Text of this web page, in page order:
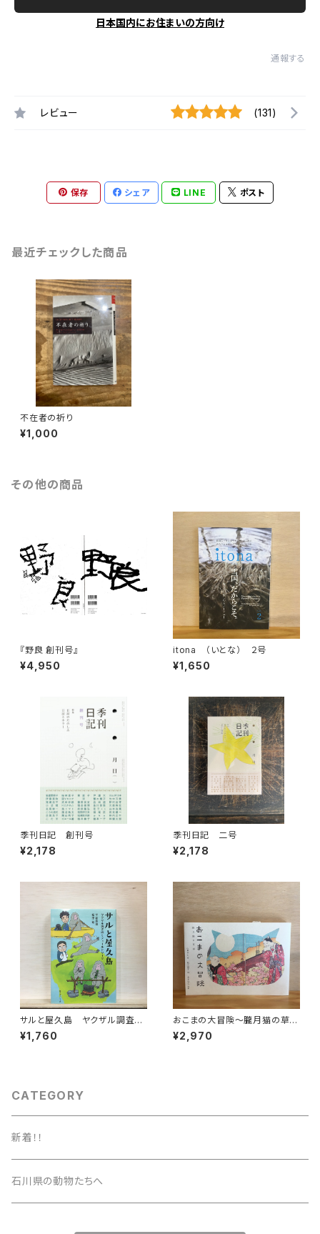
日本国内にお住まいの方向け
通報する
レビュー (131)
保存 シェア LINE ポスト
最近チェックした商品
不在者の祈り
¥1,000
その他の商品
『野良 創刊号』
¥4,950
itona （いとな） ２号
¥1,650
季刊日記 創刊号
¥2,178
季刊日記 二号
¥2,178
サルと屋久島 ヤクザル調査隊
とフィールドワーク
¥1,760
おこまの大冒険〜朧月猫の草
紙〜
¥2,970
CATEGORY
新着！！
石川県の動物たちへ